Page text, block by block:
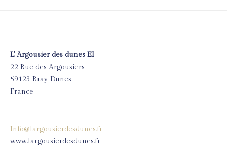
L' Argousier des dunes EI
22 Rue des Argousiers
59123 Bray-Dunes
France
Info@largousierdesdunes.fr
www.largousierdesdunes.fr